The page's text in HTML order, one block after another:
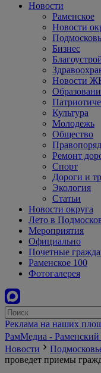
Новости
Раменское
Новости
Бизнес
Новости
Культура
Молодежь
Общество
Ремонт
Спорт
Дороги и
Экология
Статьи
Новости округа
Лето в
Мероприятия
Официально
Почетные
Раменское 100
Фотогалерея
Реклама на наших
РамМедиа -
Новости
проведет приемы